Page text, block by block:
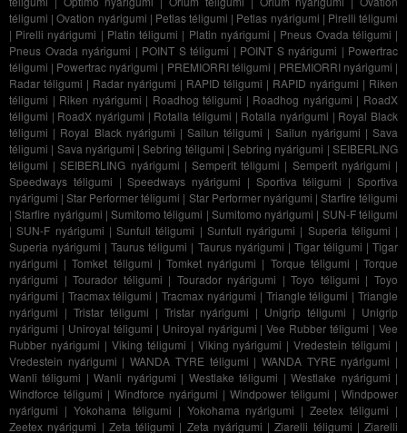
téligumi |Ovation nyárigumi | Petlas téligumi | Petlas nyárigumi | Pirelli téligumi
| Pirelli nyárigumi | Platin téligumi | Platin nyárigumi | Pneus Ovada téligumi |
Pneus Ovada nyárigumi | POINT S téligumi | POINT S nyárigumi | Powertrac
téligumi | Powertrac nyárigumi | PREMIORRI téligumi | PREMIORRI nyárigumi |
Radar téligumi | Radar nyárigumi | RAPID téligumi | RAPID nyárigumi | Riken
téligumi | Riken nyárigumi | Roadhog téligumi | Roadhog nyárigumi | RoadX
téligumi | RoadX nyárigumi | Rotalla téligumi | Rotalla nyárigumi | Royal Black
téligumi | Royal Black nyárigumi |Sailun téligumi | Sailun nyárigumi |Sava
téligumi | Sava nyárigumi |Sebring téligumi |Sebring nyárigumi |SEIBERLING
téligumi |SEIBERLING nyárigumi |Semperit téligumi | Semperit nyárigumi |
Speedways téligumi |Speedways nyárigumi | Sportiva téligumi |Sportiva
nyárigumi |Star Performer téligumi | Star Performer nyárigumi | Starfire téligumi
|Starfire nyárigumi |Sumitomo téligumi | Sumitomo nyárigumi | SUN-F téligumi
|SUN-F nyárigumi | Sunfull téligumi | Sunfull nyárigumi | Superia téligumi |
Superia nyárigumi |Taurus téligumi | Taurus nyárigumi | Tigar téligumi |Tigar
nyárigumi |Tomket téligumi | Tomket nyárigumi | Torque téligumi |Torque
nyárigumi |Tourador téligumi | Tourador nyárigumi |Toyo téligumi |Toyo
nyárigumi | Tracmax téligumi |Tracmax nyárigumi | Triangle téligumi |Triangle
nyárigumi | Tristar téligumi | Tristar nyárigumi | Unigrip téligumi | Unigrip
nyárigumi | Uniroyal téligumi | Uniroyal nyárigumi |Vee Rubber téligumi |Vee
Rubber nyárigumi | Viking téligumi | Viking nyárigumi |Vredestein téligumi |
Vredestein nyárigumi |WANDA TYRE téligumi | WANDA TYRE nyárigumi |
Wanli téligumi |Wanli nyárigumi | Westlake téligumi |Westlake nyárigumi |
Windforce téligumi | Windforce nyárigumi | Windpower téligumi | Windpower
nyárigumi | Yokohama téligumi | Yokohama nyárigumi |Zeetex téligumi |
Zeetex nyárigumi | Zeta téligumi | Zeta nyárigumi |Ziarelli téligumi | Ziarelli